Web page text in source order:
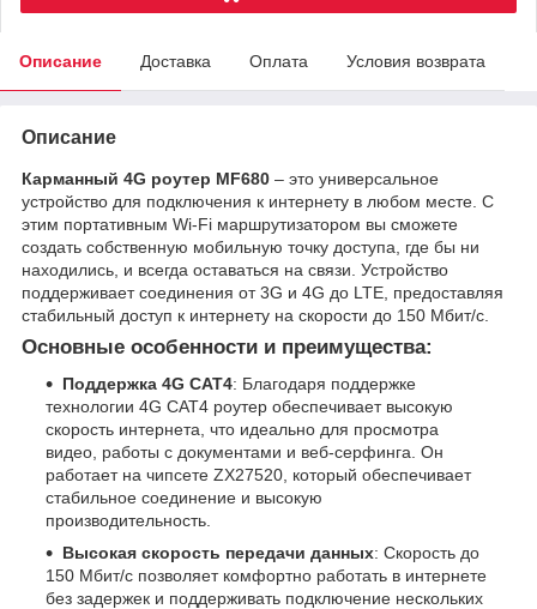
Описание Доставка Оплата Условия возврата
Описание
Карманный 4G роутер MF680 – это универсальное
устройство для подключения к интернету в любом месте. С
этим портативным Wi-Fi маршрутизатором вы сможете
создать собственную мобильную точку доступа, где бы ни
находились, и всегда оставаться на связи. Устройство
поддерживает соединения от 3G и 4G до LTE, предоставляя
стабильный доступ к интернету на скорости до 150 Мбит/с.
Основные особенности и преимущества:
Поддержка 4G CAT4: Благодаря поддержке
технологии 4G CAT4 роутер обеспечивает высокую
скорость интернета, что идеально для просмотра
видео, работы с документами и веб-серфинга. Он
работает на чипсете ZX27520, который обеспечивает
стабильное соединение и высокую
производительность.
Высокая скорость передачи данных: Скорость до
150 Мбит/с позволяет комфортно работать в интернете
без задержек и поддерживать подключение нескольких